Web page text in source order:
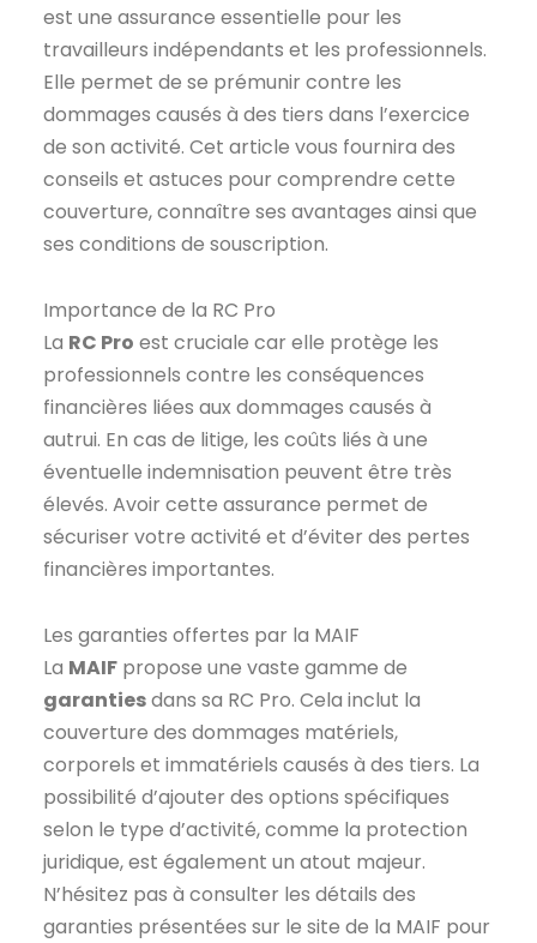
est une assurance essentielle pour les
travailleurs indépendants et les professionnels.
Elle permet de se prémunir contre les
dommages causés à des tiers dans l’exercice
de son activité. Cet article vous fournira des
conseils et astuces pour comprendre cette
couverture, connaître ses avantages ainsi que
ses conditions de souscription.
Importance de la RC Pro
La RC Pro est cruciale car elle protège les
professionnels contre les conséquences
financières liées aux dommages causés à
autrui. En cas de litige, les coûts liés à une
éventuelle indemnisation peuvent être très
élevés. Avoir cette assurance permet de
sécuriser votre activité et d’éviter des pertes
financières importantes.
Les garanties offertes par la MAIF
La MAIF propose une vaste gamme de
garantiesdans sa RC Pro. Cela inclut la
couverture des dommages matériels,
corporels et immatériels causés à des tiers. La
possibilité d’ajouter des options spécifiques
selon le type d’activité, comme la protection
juridique, est également un atout majeur.
N’hésitez pas à consulter les détails des
garanties présentées sur le site de la MAIF pour